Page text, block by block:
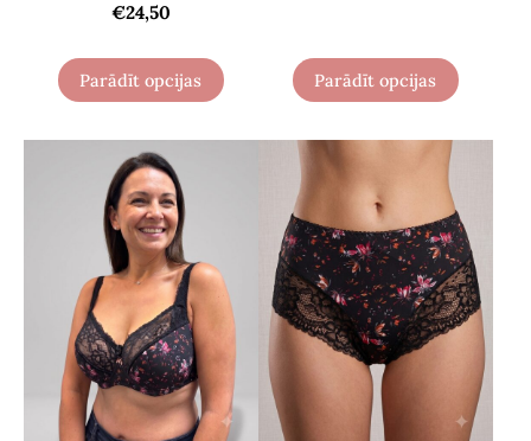
€24,50
Parādīt opcijas Parādīt opcijas